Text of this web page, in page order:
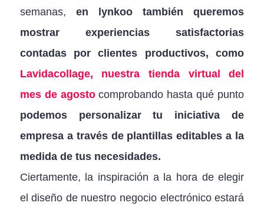
semanas, en lynkoo también queremos
mostrar experiencias satisfactorias
contadas por clientes productivos, como
Lavidacollage, nuestra tienda virtual del
mes de agostocomprobando hasta qué punto
podemos personalizar tu iniciativa de
empresa a través de plantillas editables a la
medida de tus necesidades.
Ciertamente, la inspiración a la hora de elegir
el diseño de nuestro negocio electrónico estará